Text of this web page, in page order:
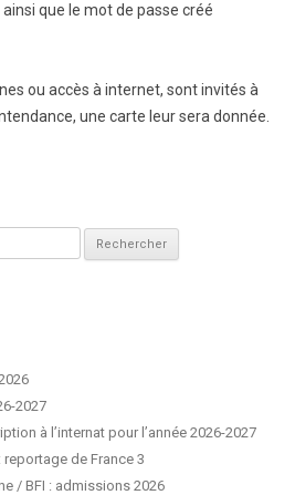
que le mot de passe créé
ou accès à internet, sont invités à
une carte leur sera donnée.
2027
à l’internat pour l’année 2026-2027
reportage de France 3
/ BFI : admissions 2026